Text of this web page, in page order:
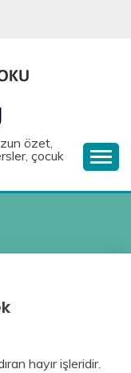
özet,
çocuk
hayır işleridir.